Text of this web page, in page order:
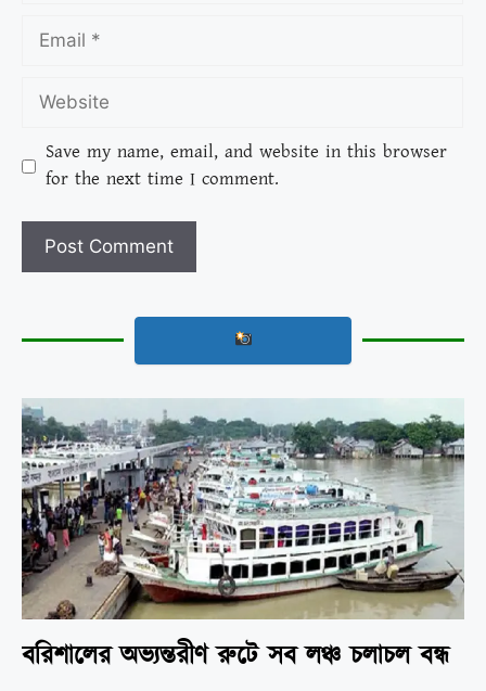
Save my name, email, and website in this browser
for the next time I comment.
বরিশালের অভ্যন্তরীণ রুটে সব লঞ্চ চলাচল বন্ধ